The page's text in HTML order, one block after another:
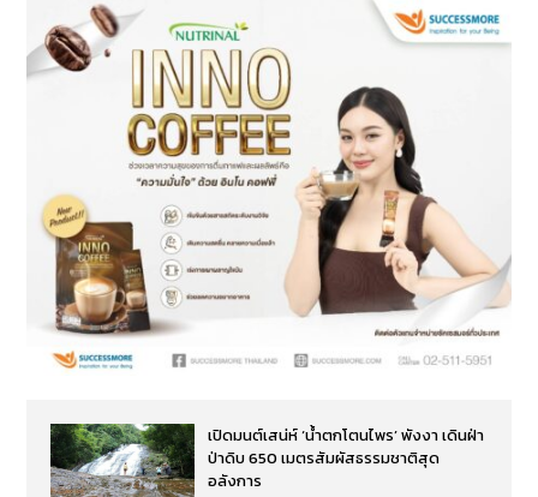
เปิดมนต์เสน่ห์ ‘น้ำตกโตนไพร’ พังงา เดินฝ่า
ป่าดิบ 650 เมตรสัมผัสธรรมชาติสุด
อลังการ